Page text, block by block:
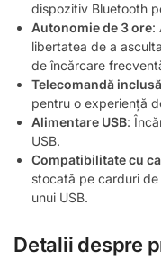
dispozitiv Bluetooth
Autonomie de 3 ore:
libertatea de a
de încărcare
Telecomandă inclusă
pentru o experiență
Alimentare USB:
USB.
Compatibilitate cu
stocată pe carduri
unui USB.
Detalii despre